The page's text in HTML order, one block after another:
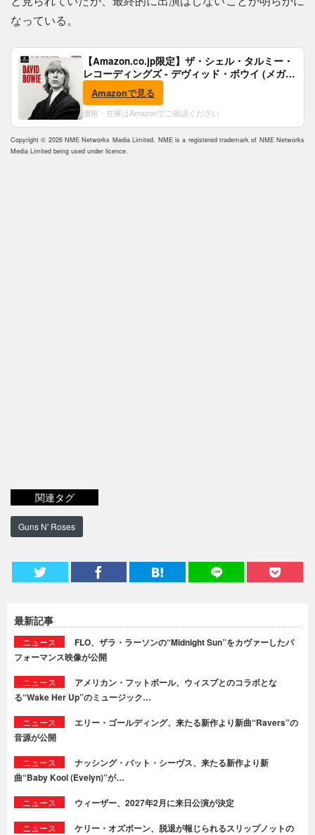
なっている。
【Amazon.co.jp限定】ザ・シェル・タルミー・
レコーディングズ - デヴィッド・ボウイ (メガジ
ャケ付)
Amazonで見る
価格・在庫はAmazonでご確認ください
Copyright © 2026 NME Networks Media Limited. NME is a registered trademark of NME Networks
Media Limited being used under licence.
関連タグ
Guns N' Roses
最新記事
ニュース
FLO、ザラ・ラーソンの“Midnight Sun”をカヴァーしたパ
フォーマンス映像が公開
ニュース
アメリカン・フットボール、ウィスプとのコラボとな
る“Wake Her Up”のミュージック…
ニュース
エリー・ゴールディング、来たる新作より新曲“Ravers”の
音源が公開
ニュース
ナッシング・バット・シーヴス、来たる新作より新
曲“Baby Kool (Evelyn)”が…
ニュース ウィーザー、2027年2月に来日公演が決定
ニュース
ケリー・オズボーン、脱退が報じられるスリップノットの